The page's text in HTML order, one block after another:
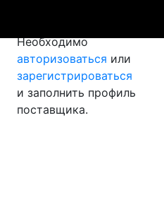
Необходимо
авторизоваться или
зарегистрироваться
и заполнить профиль
поставщика.